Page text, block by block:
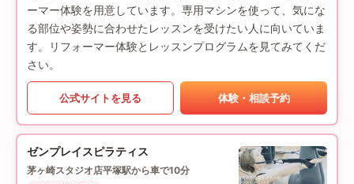
ーマー体験を用意しています。専用マシンを使って、気にな
る部位や姿勢に合わせたレッスンを受けたい人に向いていま
す。リフォーマー体験とレッスンプログラムを見てみてくだ
さい。
公式サイトを見る 体験・相談予約
ゼンプレイスピラティス
茅ヶ崎スタジオ店平塚駅から車で10分